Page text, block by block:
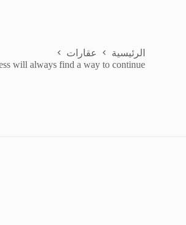
الرئيسية
عقارات
will always find a way to continue